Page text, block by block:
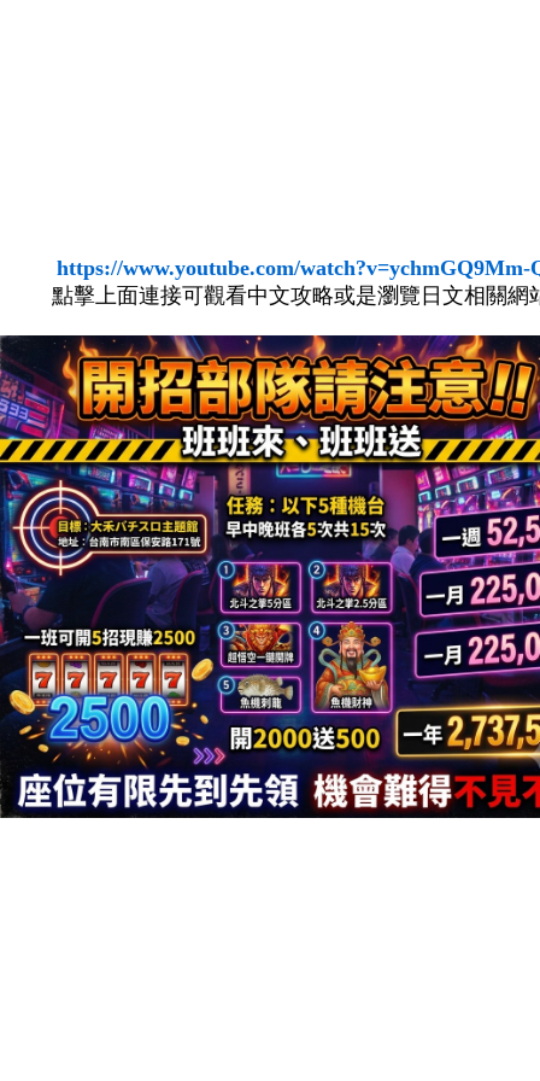
https://www.youtube.com/watch?v=ychmGQ9Mm-
點擊上面連接可觀看中文攻略或是瀏覽日文相關網